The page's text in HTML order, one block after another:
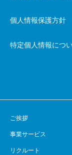
個人情報保護方針
特定個人情報につ
ご挨拶
事業サービス
リクルート